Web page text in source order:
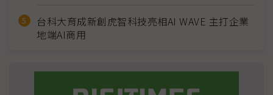
台科大育成新創虎智科技亮相AI WAVE 主打企業
地端AI商用